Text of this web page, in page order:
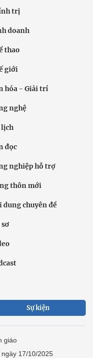
trị
doanh
thao
giới
hóa - Giải trí
nghệ
lịch
đọc
nghiệp hỗ trợ
thôn mới
dung chuyên đề
Sự kiện
giáo
17/10/2025